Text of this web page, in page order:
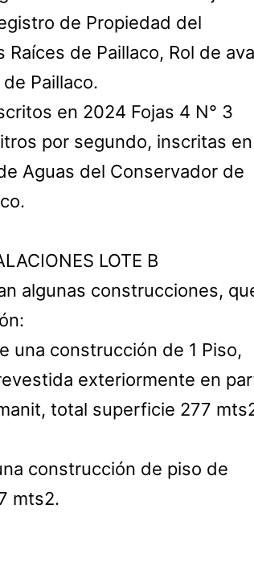
de Propiedad del
de Paillaco, Rol de
Paillaco.
en 2024 Fojas 4 N° 3
por segundo, inscritas
Aguas del Conservador de
LOTE B
algunas construcciones,
una construcción de 1 Piso,
exteriormente en
total superficie 277
construcción de piso de
mts2.